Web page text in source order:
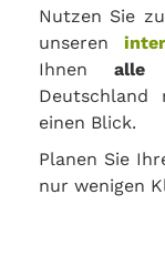
Nutzen Sie
unseren
Ihnenalle
Deutschland
einen Blick.
Planen Sie
nur wenigen